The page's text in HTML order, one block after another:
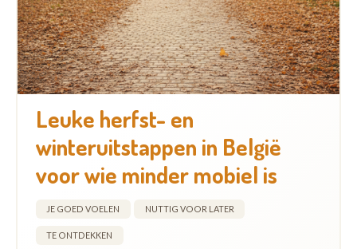
Leuke herfst- en
winteruitstappen in België
voor wie minder mobiel is
JE GOED VOELEN NUTTIG VOOR LATER
TE ONTDEKKEN